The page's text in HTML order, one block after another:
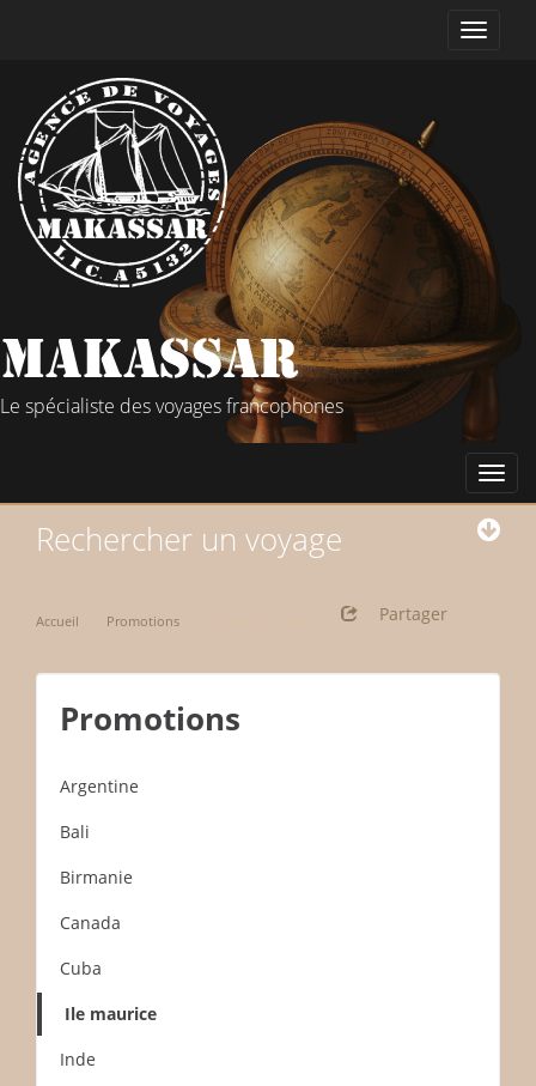
Le spécialiste des voyages francophones
Rechercher un voyage
Accueil Promotions Partager
Promotions
Argentine
Bali
Birmanie
Canada
Cuba
Ile maurice
Inde